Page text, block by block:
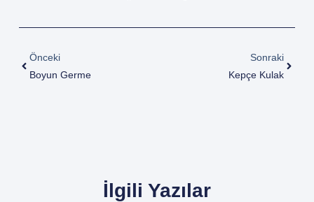
Önceki
Boyun Germe
Sonraki
Kepçe Kulak
İlgili Yazılar